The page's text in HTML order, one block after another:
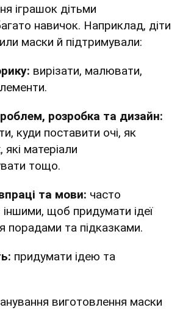
іграшок дітьми
навичок. Наприклад, діти
маски й підтримували:
вирізати, малювати,
розробка та дизайн:
куди поставити очі, як
які матеріали
тощо.
та мови: часто
щоб придумати ідеї
порадами та підказками.
придумати ідею та
виготовлення маски